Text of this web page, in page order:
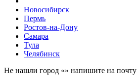
Новосибирск
Пермь
Ростов-на-Дону
Самара
Тула
Челябинск
Не нашли город «» напишите на почту